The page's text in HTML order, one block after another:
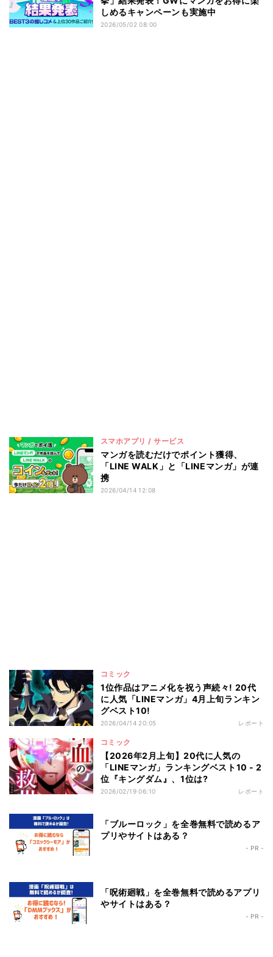
しめるキャンペーンも実施中
2026/05/02 08:00
スマホアプリ / サービス
マンガを読むだけでポイント獲得、
「LINE WALK」と「LINEマンガ」が連
携
2026/04/14 12:08
コミック
1位作品はアニメ化を祝う声続々! 20代
に人気「LINEマンガ」4月上旬ランキン
グベスト10!
2026/04/14 20:05 レポート
コミック
【2026年2月上旬】20代に人気の
「LINEマンガ」ランキングベスト10 - 2
位『キングダム』、1位は?
2026/02/19 06:10 レポート
「ブルーロック」を全巻無料で読めるア
プリやサイトはある？
- PR -
「呪術廻戦」を全巻無料で読めるアプリ
やサイトはある？
- PR -